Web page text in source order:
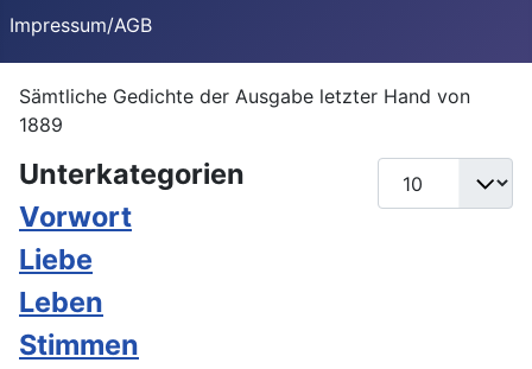
Impressum/AGB
Sämtliche Gedichte der Ausgabe letzter Hand von
1889
Anzeige #
Unterkategorien
Vorwort
Liebe
Leben
Stimmen